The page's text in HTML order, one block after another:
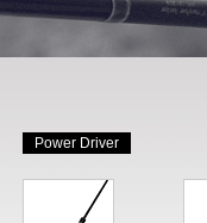
Power Driver